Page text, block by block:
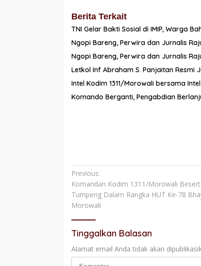
Berita Terkait
TNI Gelar Bakti Sosial di IMIP, Warga
Ngopi Bareng, Perwira dan Jurnalis
Ngopi Bareng, Perwira dan Jurnalis
Letkol Inf Abraham S. Panjaitan Resmi
Intel Kodim 1311/Morowali bersama
Komando Berganti, Pengabdian
Navigasi
pos
Previous:
Komandan Kodim 1311/Morowali
Tumpeng Dalam Rangka HUT Ke-78
Morowali
Tinggalkan Balasan
Alamat email Anda tidak akan